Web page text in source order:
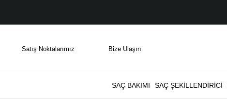
Satış Noktalarımız Bize Ulaşın
SAÇ BAKIMI SAÇ ŞEKILLENDIRICI